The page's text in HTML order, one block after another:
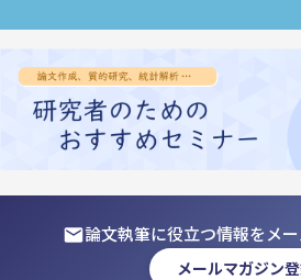
論文執筆に役立つ情報をメ
メールマガジン